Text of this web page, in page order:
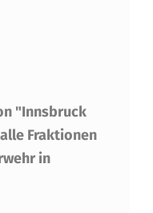
"Innsbruck
Fraktionen
in